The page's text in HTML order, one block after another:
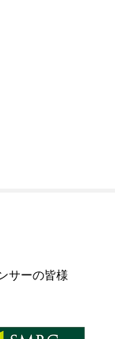
サーの皆様